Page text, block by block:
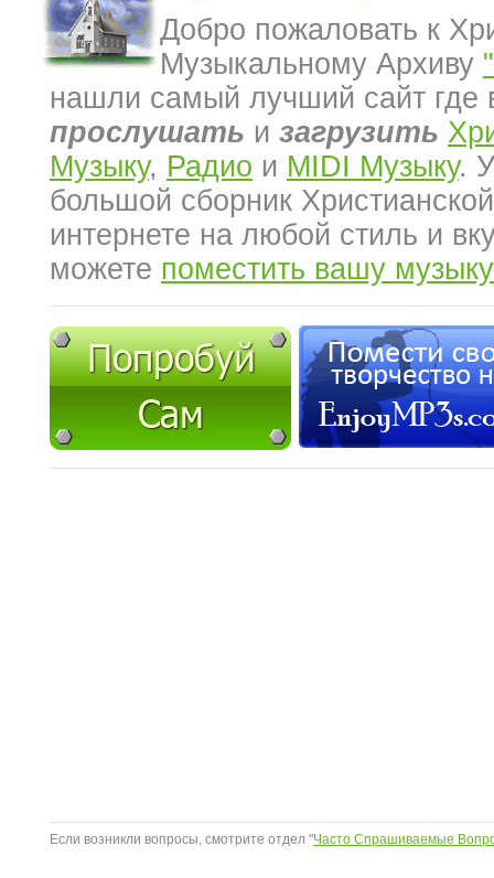
Добро пожаловать к
Музыкальному Архиву
нашли самый лучший сайт где
прослушать и загрузить
Музыку, Радио и MIDI Музыку.
большой сборник
интернете на любой стиль и
можете поместить вашу музыку
Если возникли вопросы, смотрите отдел "Часто Спрашиваемые